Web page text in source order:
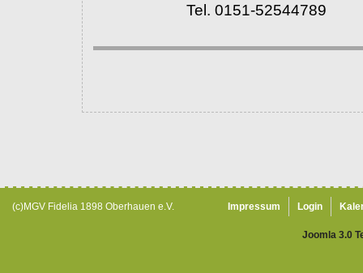
Tel. 0151-52544789
(c)MGV Fidelia 1898 Oberhauen e.V. Impressum Login
Joomla 3.0